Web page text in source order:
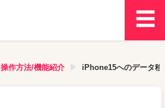
操作方法/機能紹介 iPhone15へのデータ